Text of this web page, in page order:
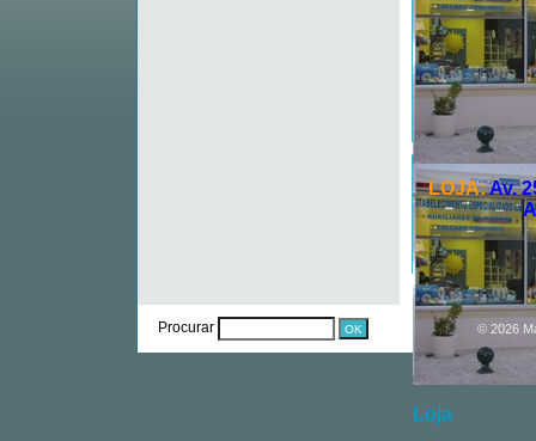
Loja
LOJA:Av.
© 2026
Procurar